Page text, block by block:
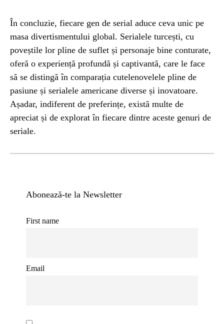
În concluzie, fiecare gen de serial aduce ceva unic pe
masa divertismentului global. Serialele turcești, cu
poveștile lor pline de suflet și personaje bine conturate,
oferă o experiență profundă și captivantă, care le face
să se distingă în comparația cutelenovelele pline de
pasiune și serialele americane diverse și inovatoare.
Așadar, indiferent de preferințe, există multe de
apreciat și de explorat în fiecare dintre aceste genuri de
seriale.
Abonează-te la Newsletter
First name
Email